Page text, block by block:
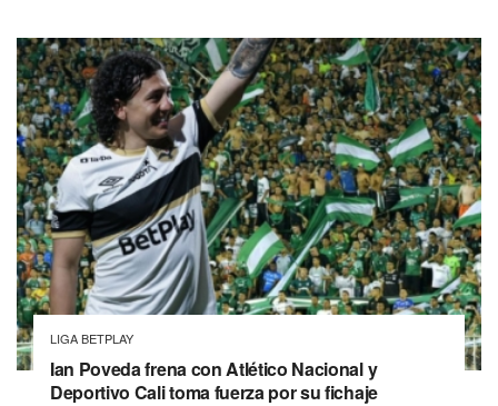
LIGA BETPLAY
Ian Poveda frena con Atlético Nacional y
Deportivo Cali toma fuerza por su fichaje